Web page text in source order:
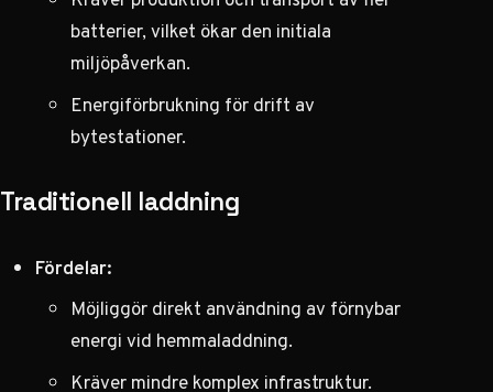
batterier, vilket ökar den initiala
miljöpåverkan.
Energiförbrukning för drift av
bytestationer.
Traditionell laddning
Fördelar:
Möjliggör direkt användning av förnybar
energi vid hemmaladdning.
Kräver mindre komplex infrastruktur.